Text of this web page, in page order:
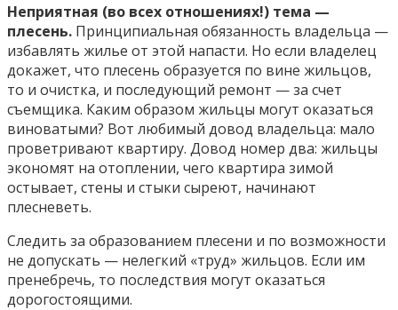
Неприятная (во всех отношениях!) тема —
плесень. Принципиальная обязанность владельца —
избавлять жилье от этой напасти. Но если владелец
докажет, что плесень образуется по вине жильцов,
то и очистка, и последующий ремонт — за счет
съемщика. Каким образом жильцы могут оказаться
виноватыми? Вот любимый довод владельца: мало
проветривают квартиру. Довод номер два: жильцы
экономят на отоплении, чего квартира зимой
остывает, стены и стыки сыреют, начинают
плесневеть.
Следить за образованием плесени и по возможности
не допускать — нелегкий «труд» жильцов. Если им
пренебречь, то последствия могут оказаться
дорогостоящими.